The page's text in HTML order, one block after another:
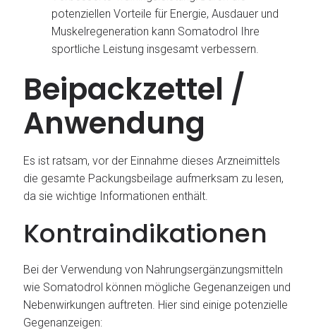
potenziellen Vorteile für Energie, Ausdauer und
Muskelregeneration kann Somatodrol Ihre
sportliche Leistung insgesamt verbessern.
Beipackzettel /
Anwendung
Es ist ratsam, vor der Einnahme dieses Arzneimittels
die gesamte Packungsbeilage aufmerksam zu lesen,
da sie wichtige Informationen enthält.
Kontraindikationen
Bei der Verwendung von Nahrungsergänzungsmitteln
wie Somatodrol können mögliche Gegenanzeigen und
Nebenwirkungen auftreten. Hier sind einige potenzielle
Gegenanzeigen: